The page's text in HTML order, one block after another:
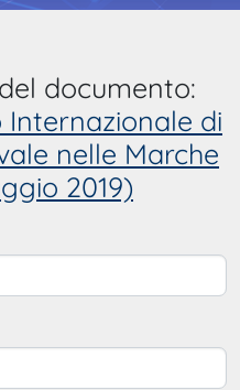
documento:
Internazionale di
nelle Marche
2019)